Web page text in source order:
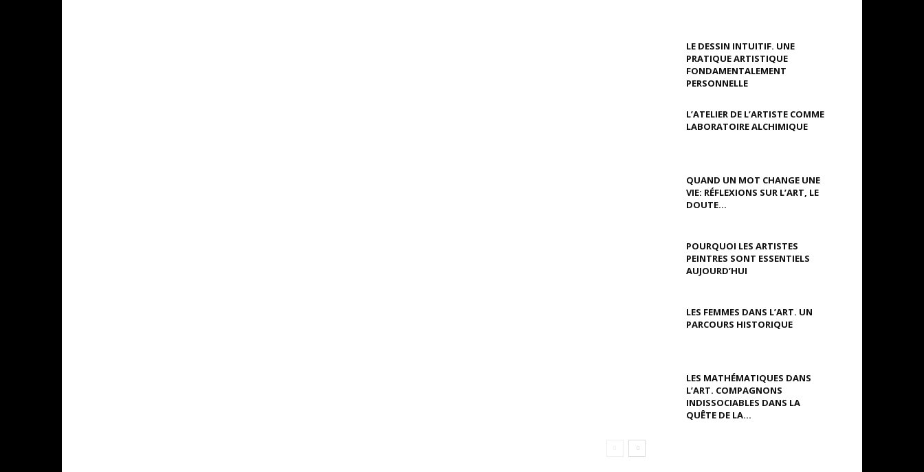
LE DESSIN INTUITIF. UNE
PRATIQUE ARTISTIQUE
FONDAMENTALEMENT
PERSONNELLE
L’ATELIER DE L’ARTISTE COMME
LABORATOIRE ALCHIMIQUE
QUAND UN MOT CHANGE UNE
VIE: RÉFLEXIONS SUR L’ART, LE
DOUTE...
POURQUOI LES ARTISTES
PEINTRES SONT ESSENTIELS
AUJOURD’HUI
LES FEMMES DANS L’ART. UN
PARCOURS HISTORIQUE
LES MATHÉMATIQUES DANS
L’ART. COMPAGNONS
INDISSOCIABLES DANS LA
QUÊTE DE LA...